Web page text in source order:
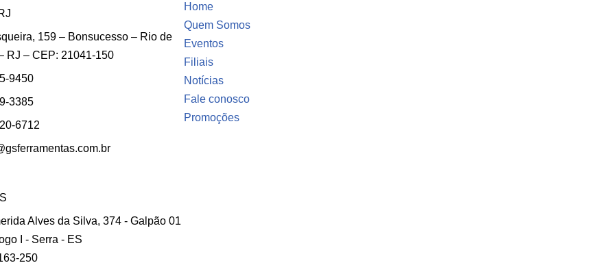
159 – Bonsucesso – Rio de
RJ – CEP: 21041-150
9450
3385
6712
Alves da Silva, 374 - Galpão 01
I - Serra - ES
250
Home
Quem Somos
Eventos
Filiais
Notícias
Fale conosco
Promoções